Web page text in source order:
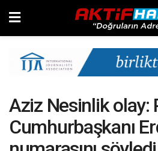
Aziz Nesinlik olay:
Cumhurbaşkanı